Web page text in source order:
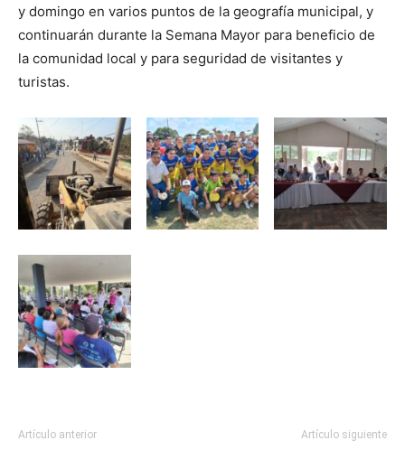
y domingo en varios puntos de la geografía municipal, y
continuarán durante la Semana Mayor para beneficio de
la comunidad local y para seguridad de visitantes y
turistas.
Artículo anterior Artículo siguiente